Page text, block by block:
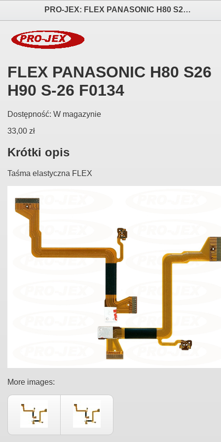
PRO-JEX: FLEX PANASONIC H80 S26 H90 S-26 F0134 elektronika i akcesoria aparatów fotograficznych
FLEX PANASONIC H80 S26
H90 S-26 F0134
Dostępność: W magazynie
33,00 zł
Krótki opis
Taśma elastyczna FLEX
More images: